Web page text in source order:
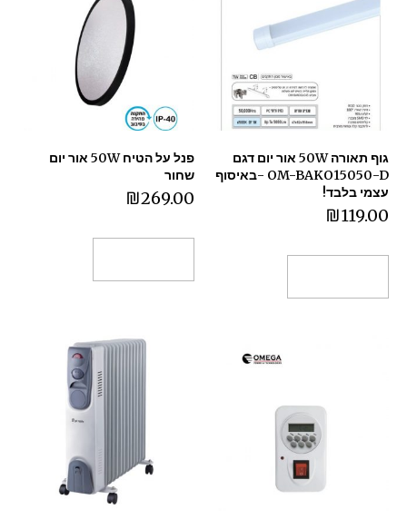
גוף תאורה 50W אור יום דגם
OM-BAKO15050-D -באיסוף
עצמי בלבד!
₪119.00
פנל על הטיח 50W אור יום
שחור
₪269.00